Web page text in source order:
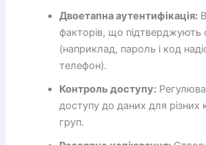
Двоетапна аутентифікація:
факторів, що підтверджують
(наприклад, пароль і код
телефон).
Контроль доступу:
доступу до даних для різних
груп.